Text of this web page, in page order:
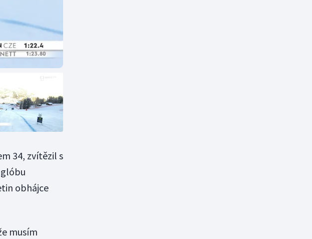
34, zvítězil s
obhájce
musím